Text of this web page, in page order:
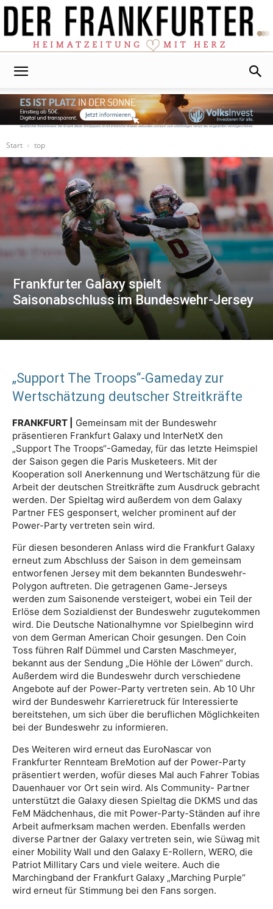
Start
top
Frankfurter Galaxy spielt
Saisonabschluss im Bundeswehr-Jersey
„Support The Troops“-Gameday zur
Wertschätzung deutscher Streitkräfte
FRANKFURT |
Gemeinsam mit der Bundeswehr
präsentieren Frankfurt Galaxy und InterNetX den
„Support The Troops“-Gameday, für das letzte Heimspiel
der Saison gegen die Paris Musketeers. Mit der
Kooperation soll Anerkennung und Wertschätzung für die
Arbeit der deutschen Streitkräfte zum Ausdruck gebracht
werden. Der Spieltag wird außerdem von dem Galaxy
Partner FES gesponsert, welcher prominent auf der
Power-Party vertreten sein wird.
Für diesen besonderen Anlass wird die Frankfurt Galaxy
erneut zum Abschluss der Saison in dem gemeinsam
entworfenen Jersey mit dem bekannten Bundeswehr-
Polygon auftreten. Die getragenen Game-Jerseys
werden zum Saisonende versteigert, wobei ein Teil der
Erlöse dem Sozialdienst der Bundeswehr zugutekommen
wird. Die Deutsche Nationalhymne vor Spielbeginn wird
von dem German American Choir gesungen. Den Coin
Toss führen Ralf Dümmel und Carsten Maschmeyer,
bekannt aus der Sendung „Die Höhle der Löwen“ durch.
Außerdem wird die Bundeswehr durch verschiedene
Angebote auf der Power-Party vertreten sein. Ab 10 Uhr
wird der Bundeswehr Karrieretruck für Interessierte
bereitstehen, um sich über die beruflichen Möglichkeiten
bei der Bundeswehr zu informieren.
Des Weiteren wird erneut das EuroNascar von
Frankfurter Rennteam BreMotion auf der Power-Party
präsentiert werden, wofür dieses Mal auch Fahrer Tobias
Dauenhauer vor Ort sein wird. Als Community- Partner
unterstützt die Galaxy diesen Spieltag die DKMS und das
FeM Mädchenhaus, die mit Power-Party-Ständen auf ihre
Arbeit aufmerksam machen werden. Ebenfalls werden
diverse Partner der Galaxy vertreten sein, wie Süwag mit
einer Mobility Wall und den Galaxy E-Rollern, WERO, die
Patriot Millitary Cars und viele weitere. Auch die
Marchingband der Frankfurt Galaxy „Marching Purple“
wird erneut für Stimmung bei den Fans sorgen.